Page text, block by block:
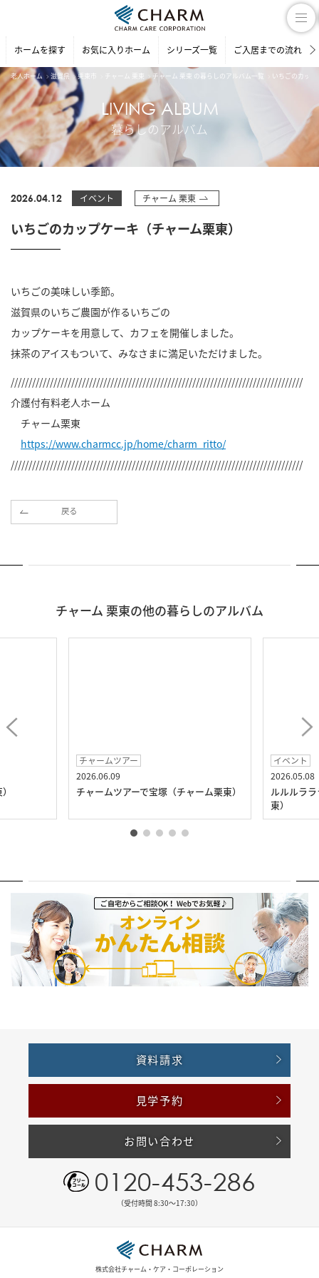
ホームを探す お気に入りホーム シリーズ一覧 ご入居までの流れ
老人ホーム 滋賀県 栗東市 チャーム 栗東 チャーム 栗東 の暮らしのアルバム一覧 いちごのカッ
LIVING ALBUM
暮らしのアルバム
2026.04.12 イベント チャーム 栗東
いちごのカップケーキ（チャーム栗東）
いちごの美味しい季節。
滋賀県のいちご農園が作るいちごの
カップケーキを用意して、カフェを開催しました。
抹茶のアイスもついて、みなさまに満足いただけました。
//////////////////////////////////////////////////////////////////////////////////
介護付有料老人ホーム
チャーム栗東
https://www.charmcc.jp/home/charm_ritto/
//////////////////////////////////////////////////////////////////////////////////
戻る
チャーム 栗東の他の暮らしのアルバム
チャームツアー
2026.06.09
チャームツアーで宝塚（チャーム栗東）
イベント
2026.05.08
ルルルラ
東）
資料請求
見学予約
お問い合わせ
0120-453-286
（受付時間 8:30〜17:30）
株式会社チャーム・ケア・コーポレーション